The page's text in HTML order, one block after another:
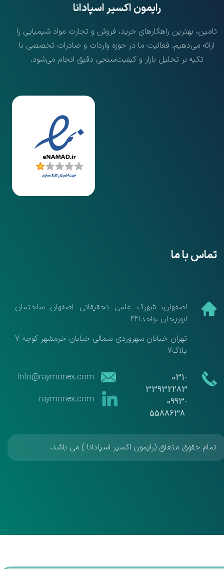
تامین، بهترین راهکارهای خرید، فروش و تجارت مواد شیمیایی را
ارائه می‌دهیم. فعالیت ما در حوزه واردات و صادرات تخصصی با
تکیه بر تحلیل بازار و کیفیت‌سنجی دقیق انجام می‌شود.
​رایمون اکسیر اسپادانا
تماس با ما
raymonex.com
تهران خیابان سهروردی شمالی خیابان خرمشهر کوچه 7
پلاک7
​​031-
33932283
​​​​​​​0993-
5588638
​اصفهان، شهرک علمی تحقیقاتی اصفهان ساختمان
ابوریحان ،واحد221
​​Info@raymonex.com
تمام حقوق متعلق (رایمون اکسیر اسپادانا ) می باشد.